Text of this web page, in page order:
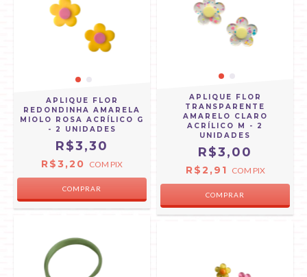
APLIQUE FLOR
REDONDINHA AMARELA
MIOLO ROSA ACRÍLICO G
- 2 UNIDADES
R$3,30
R$3,20 COM PIX
APLIQUE FLOR
TRANSPARENTE
AMARELO CLARO
ACRÍLICO M - 2
UNIDADES
R$3,00
R$2,91 COM PIX